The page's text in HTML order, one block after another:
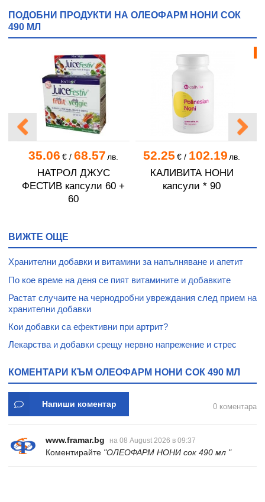
ПОДОБНИ ПРОДУКТИ НА ОЛЕОФАРМ НОНИ СОК
490 МЛ
35.06 €/ 68.57 лв.
НАТРОЛ ДЖУС
ФЕСТИВ капсули 60 +
60
52.25 €/ 102.19 лв.
КАЛИВИТА НОНИ
капсули * 90
ВИЖТЕ ОЩЕ
Хранителни добавки и витамини за напълняване и апетит
По кое време на деня се пият витамините и добавките
Растат случаите на чернодробни увреждания след прием на
хранителни добавки
Кои добавки са ефективни при артрит?
Лекарства и добавки срещу нервно напрежение и стрес
КОМЕНТАРИ КЪМ ОЛЕОФАРМ НОНИ СОК 490 МЛ
Напиши коментар 0 коментара
www.framar.bg на 08 August 2026 в 09:37
Коментирайте "ОЛЕОФАРМ НОНИ сок 490 мл "